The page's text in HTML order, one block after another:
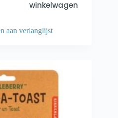
winkelwagen
aan verlanglijst